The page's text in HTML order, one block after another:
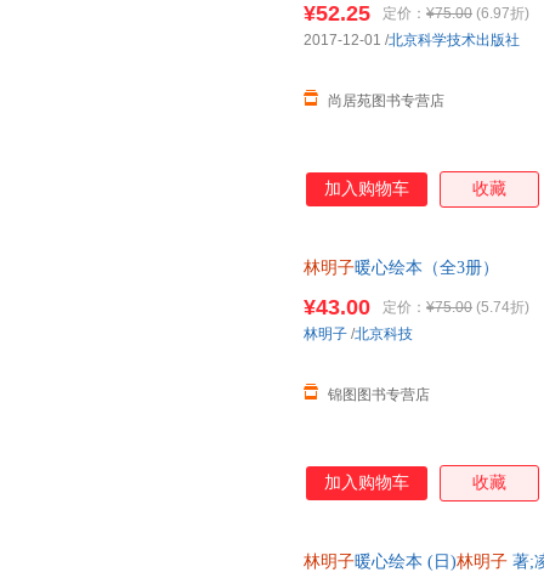
¥52.25 定价： ¥75.00 (6.97折)
尚居苑图书专营店
2017-12-01 /北京科学技术出版社
加入购物车 收藏
林明子暖心绘本（全3册）
¥43.00 定价： ¥75.00 (5.74折)
锦图图书专营店
林明子 /北京科技
加入购物车 收藏
林明子暖心绘本 (日)林明子 著;